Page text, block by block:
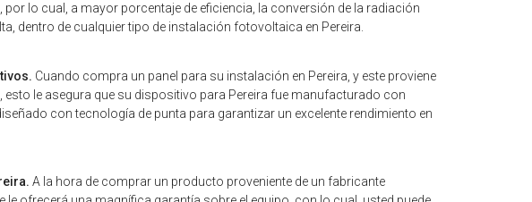
por lo cual, a mayor porcentaje de eficiencia, la conversión de la radiación
dentro de cualquier tipo de instalación fotovoltaica en Pereira.
Cuando compra un panel para su instalación en Pereira, y este proviene
le asegura que su dispositivo para Pereira fue manufacturado con
con tecnología de punta para garantizar un excelente rendimiento en
A la hora de comprar un producto proveniente de un fabricante